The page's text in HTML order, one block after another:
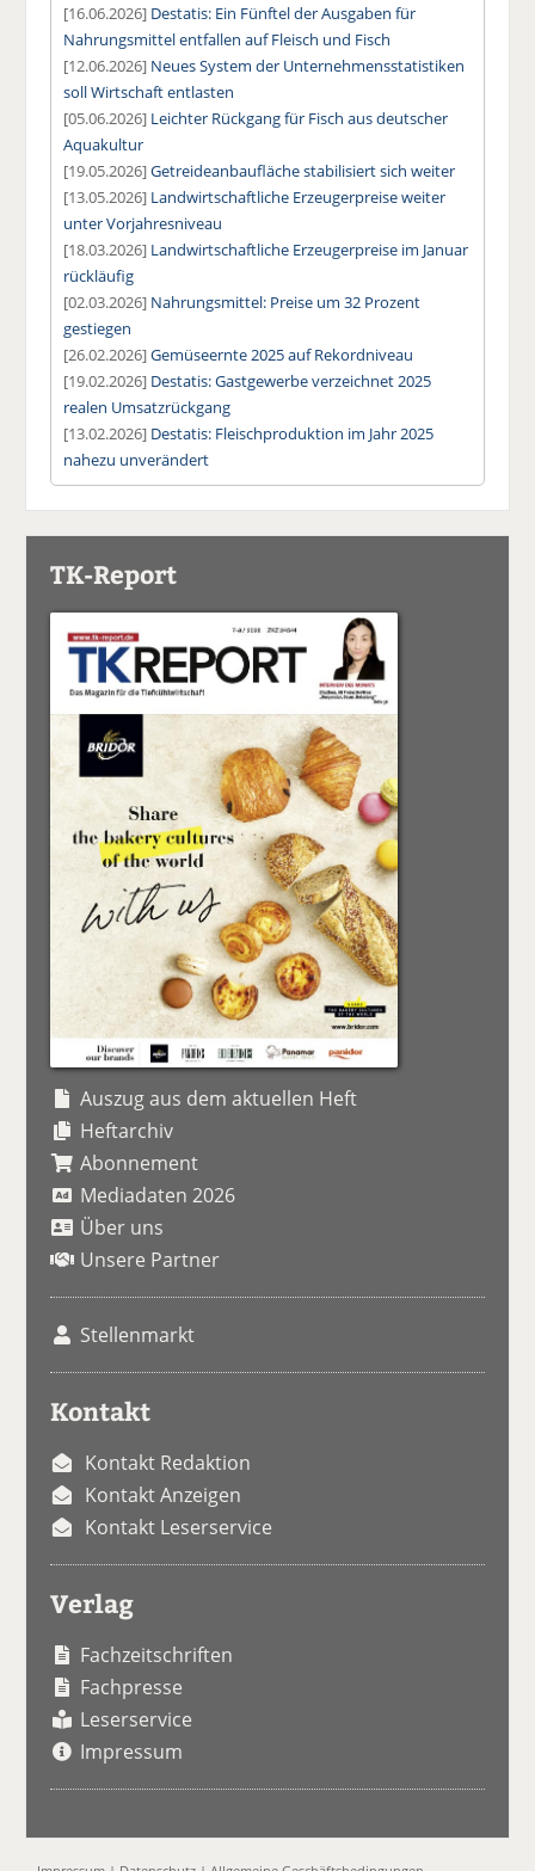
[16.06.2026] Destatis: Ein Fünftel der Ausgaben für
Nahrungsmittel entfallen auf Fleisch und Fisch
[12.06.2026] Neues System der Unternehmensstatistiken
soll Wirtschaft entlasten
[05.06.2026] Leichter Rückgang für Fisch aus deutscher
Aquakultur
[19.05.2026]Getreideanbaufläche stabilisiert sich weiter
[13.05.2026] Landwirtschaftliche Erzeugerpreise weiter
unter Vorjahresniveau
[18.03.2026] Landwirtschaftliche Erzeugerpreise im Januar
rückläufig
[02.03.2026] Nahrungsmittel: Preise um 32 Prozent
gestiegen
[26.02.2026]Gemüseernte 2025 auf Rekordniveau
[19.02.2026] Destatis: Gastgewerbe verzeichnet 2025
realen Umsatzrückgang
[13.02.2026] Destatis: Fleischproduktion im Jahr 2025
nahezu unverändert
TK-Report
Auszug aus dem aktuellen Heft
Heftarchiv
Abonnement
Mediadaten 2026
Über uns
Unsere Partner
Stellenmarkt
Kontakt
Kontakt Redaktion
Kontakt Anzeigen
Kontakt Leserservice
Verlag
Fachzeitschriften
Fachpresse
Leserservice
Impressum